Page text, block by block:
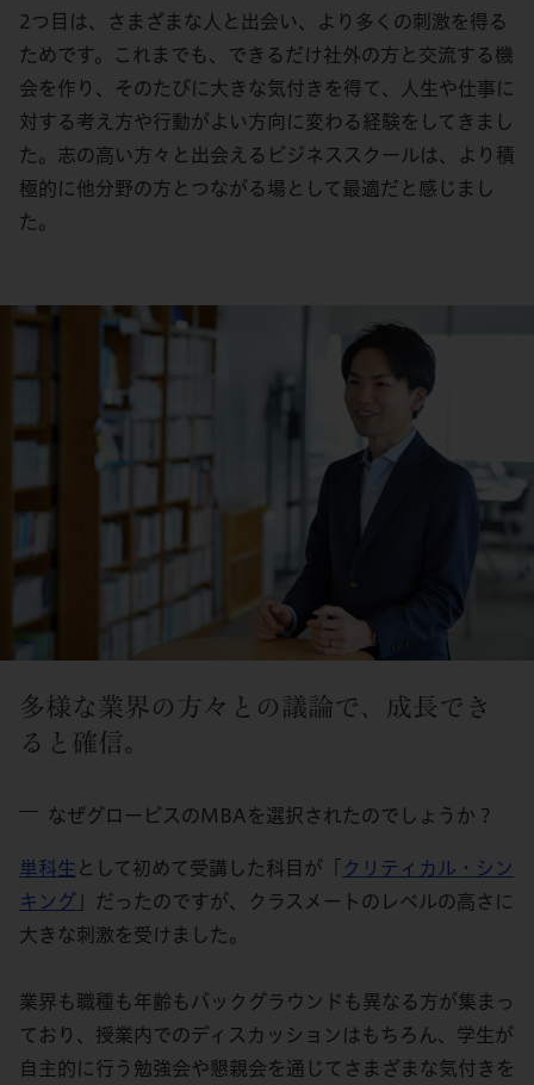
2つ目は、さまざまな人と出会い、より多くの刺激を得る
ためです。これまでも、できるだけ社外の方と交流する機
会を作り、そのたびに大きな気付きを得て、人生や仕事に
対する考え方や行動がよい方向に変わる経験をしてきまし
た。志の高い方々と出会えるビジネススクールは、より積
極的に他分野の方とつながる場として最適だと感じまし
た。
多様な業界の方々との議論で、成長でき
ると確信。
なぜグロービスのMBAを選択されたのでしょうか？
単科生 として初めて受講した科目が「
クリティカル・シン
キング 」だったのですが、クラスメートのレベルの高さに
大きな刺激を受けました。
業界も職種も年齢もバックグラウンドも異なる方が集まっ
ており、授業内でのディスカッションはもちろん、学生が
自主的に行う勉強会や懇親会を通じてさまざまな気付きを